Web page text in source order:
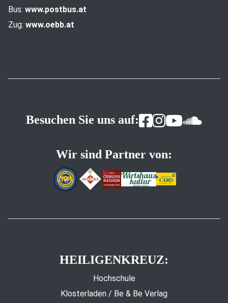
Bus: www.postbus.at
Zug: www.oebb.at
Besuchen Sie uns auf:
Wir sind Partner von:
HEILIGENKREUZ:
Hochschule
Klosterladen / Be & Be Verlag